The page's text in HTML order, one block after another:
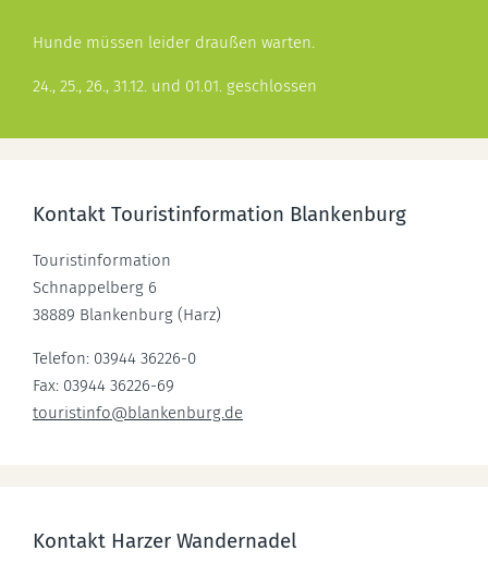
Hunde müssen leider draußen warten.
24., 25., 26., 31.12. und 01.01. geschlossen
Kontakt Touristinformation Blankenburg
Touristinformation
Schnappelberg 6
38889 Blankenburg (Harz)
Telefon: 03944 36226-0
Fax: 03944 36226-69
touristinfo@blankenburg.de
Kontakt Harzer Wandernadel